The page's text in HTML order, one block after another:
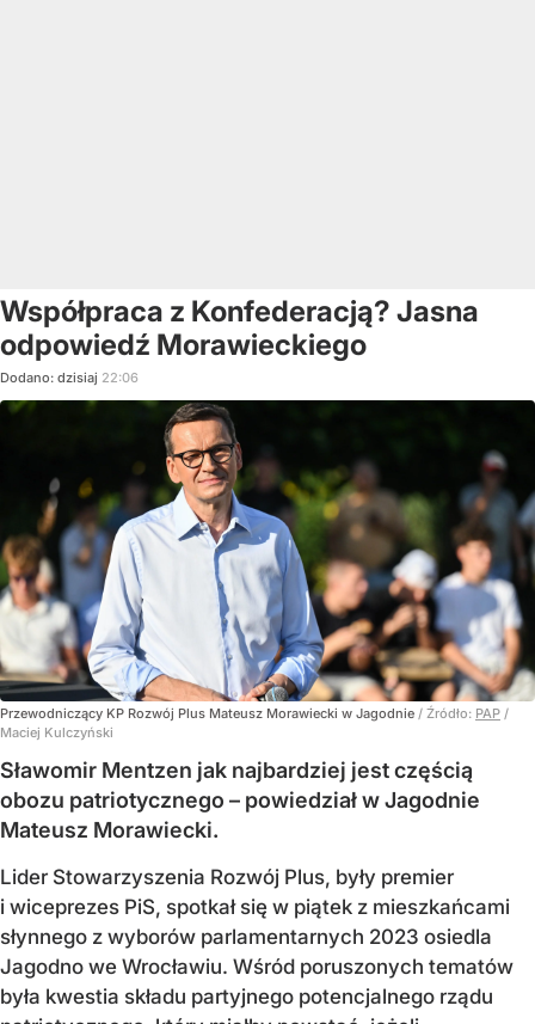
Współpraca z Konfederacją? Jasna
odpowiedź Morawieckiego
Dodano: dzisiaj 22:06
Przewodniczący KP Rozwój Plus Mateusz Morawiecki w Jagodnie / Źródło: PAP /
Maciej Kulczyński
Sławomir Mentzen jak najbardziej jest częścią
obozu patriotycznego – powiedział w Jagodnie
Mateusz Morawiecki.
Lider Stowarzyszenia Rozwój Plus, były premier
i wiceprezes PiS, spotkał się w piątek z mieszkańcami
słynnego z wyborów parlamentarnych 2023 osiedla
Jagodno we Wrocławiu. Wśród poruszonych tematów
była kwestia składu partyjnego potencjalnego rządu